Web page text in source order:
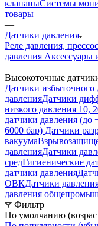
клапаныСистемы
товары
—
Датчики давления
Реле давления,
давления Аксессуары
—
Высокоточные
Датчики избыточного
давленияДатчики
низкого давления 10,
датчики давления (до
6000 бар) Датчики
вакуума
давленияДатчики
средГигиенические
датчики давления
ОВКДатчики
давления
Фильтр
По умолчанию